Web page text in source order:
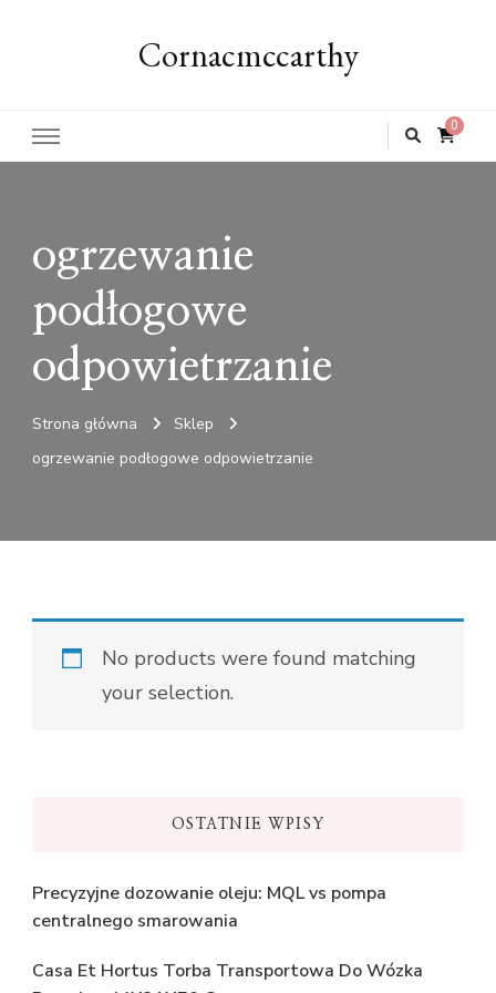
Cornacmccarthy
0
ogrzewanie
podłogowe
odpowietrzanie
Strona główna
Sklep
ogrzewanie podłogowe odpowietrzanie
No products were found matching
your selection.
OSTATNIE WPISY
Precyzyjne dozowanie oleju: MQL vs pompa
centralnego smarowania
Casa Et Hortus Torba Transportowa Do Wózka